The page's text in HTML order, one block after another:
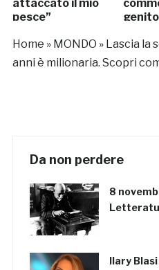
attaccato il mio
pesce”
Home » MONDO » Lascia la
anni è milionaria. Scopri
Da non perdere
8
Ilary